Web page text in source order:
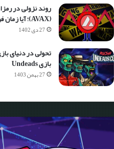
روند نزولی در
(AVAX)؛ آیا زمان فروش است؟
27 دی 1402
بازی Undeads
27 بهمن 1403